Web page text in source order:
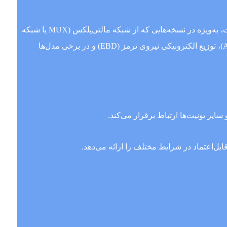
یونیت ABS مدل MG60 مخصوص خودروهای پژو 206 و رانا یکی از پرکاربردترین و حیاتی‌ترین قطعات در سیستم ترمز این خودروها است، به‌ویژه در نسخه‌هایی که از شبکه مالتی‌پلکس (MUX یا شبکه
CAN) استفاده می‌کنند. این یونیت به‌طور خاص برای هماهنگی با سیستم برق شبکه‌ای طراحی شده و کنترل دقیق سیستم ضدقفل (ABS)، توزیع الکترونیکی نیروی ترمز (EBD) و در برخی مدل‌ها